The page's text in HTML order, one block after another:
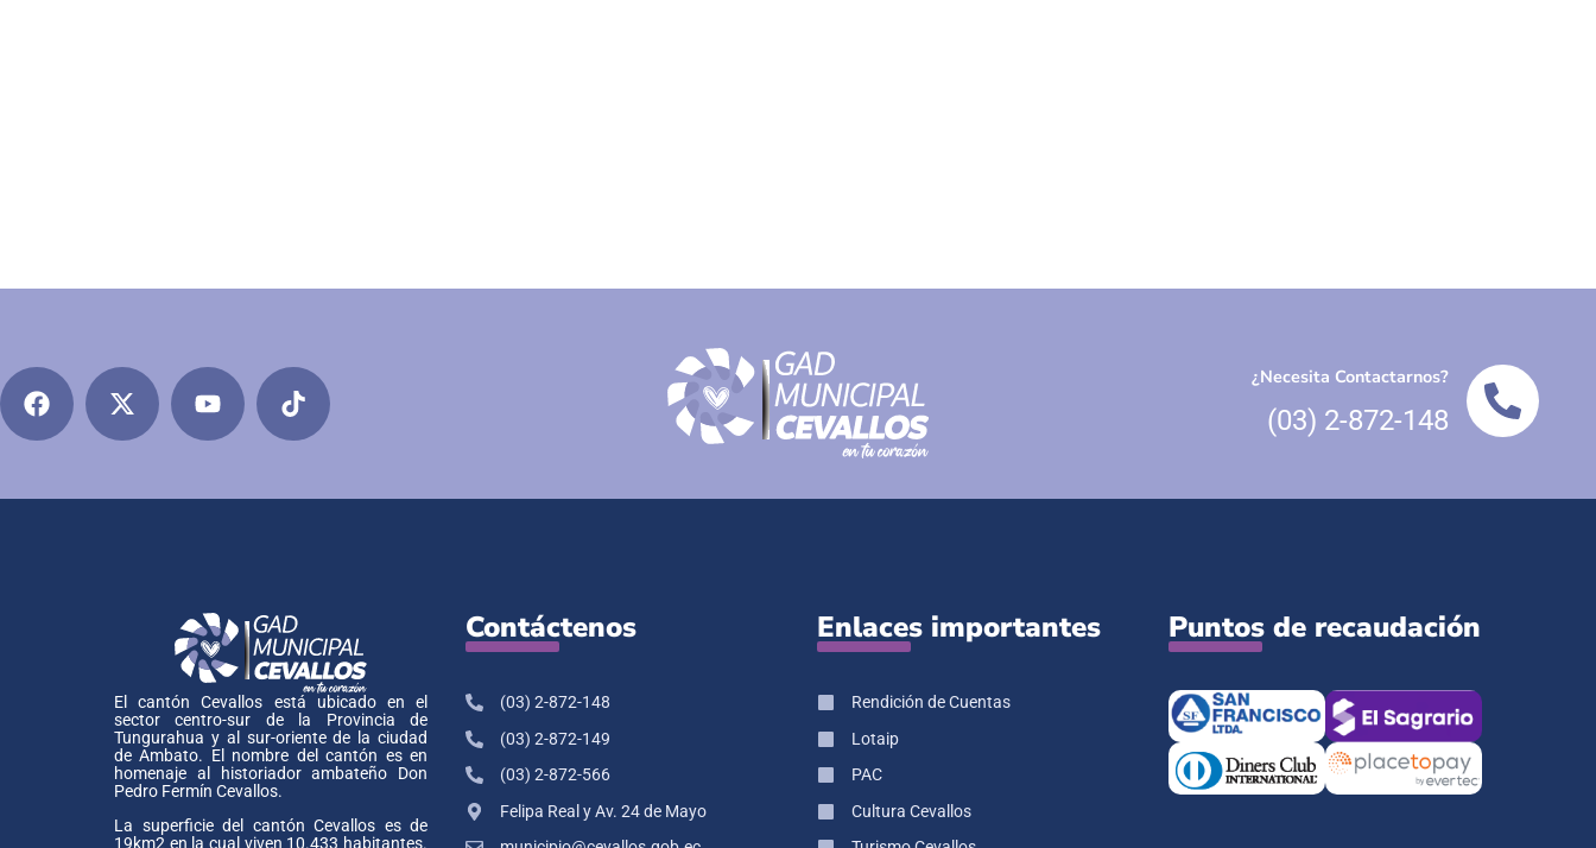
¿Necesita Contactarnos?
(03) 2-872-148
El cantón Cevallos está ubicado en el
sector centro-sur de la Provincia de
Tungurahua y al sur-oriente de la ciudad
de Ambato. El nombre del cantón es en
homenaje al historiador ambateño Don
Pedro Fermín Cevallos.
La superficie del cantón Cevallos es de
Contáctenos
(03) 2-872-148
(03) 2-872-149
(03) 2-872-566
Felipa Real y Av. 24 de Mayo
Enlaces importantes
Rendición de Cuentas
Lotaip
PAC
Cultura Cevallos
Puntos de recaudación